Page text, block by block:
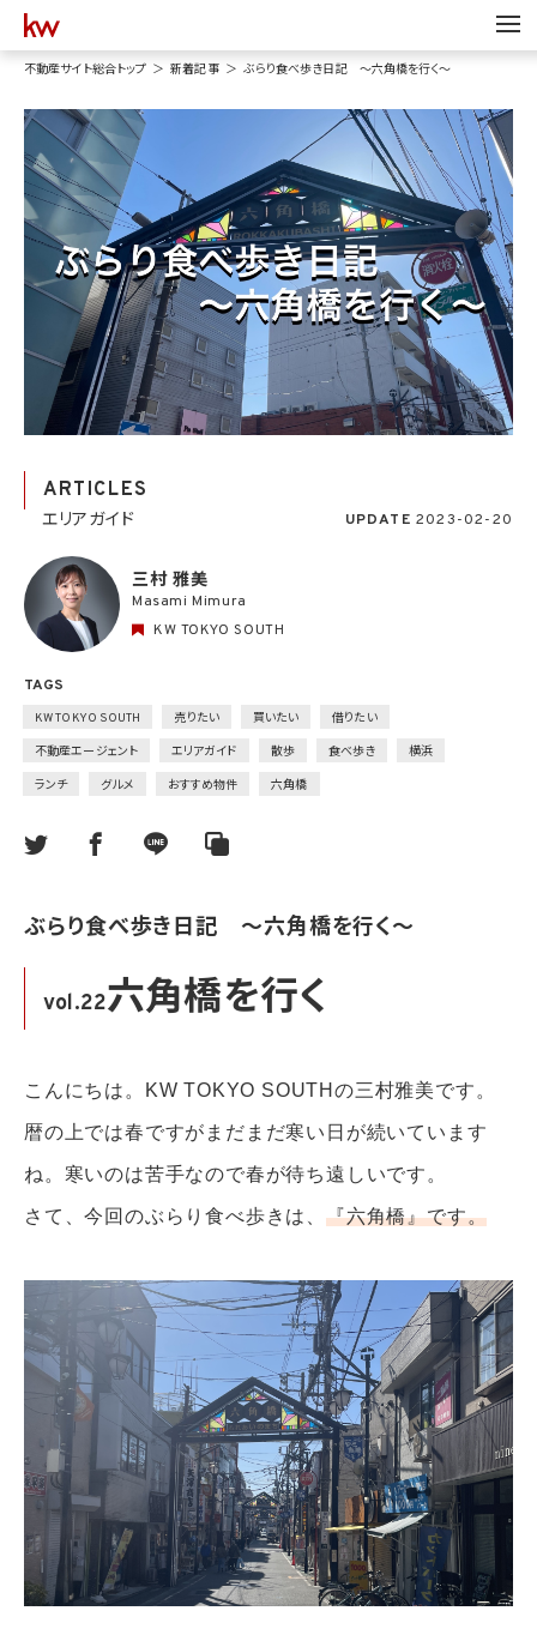
不動産サイト総合トップ 新着記事 ぶらり食べ歩き日記 〜六角橋を行く〜
ARTICLES
エリアガイド UPDATE 2023-02-20
TAGS
KW TOKYO SOUTH 売りたい 買いたい 借りたい
不動産エージェント エリアガイド 散歩 食べ歩き 横浜
ランチ グルメ おすすめ物件 六角橋
三村 雅美
Masami Mimura
KW TOKYO SOUTH
ぶらり食べ歩き日記 〜六角橋を行く〜
vol.22六角橋を行く
こんにちは。 KW TOKYO SOUTHの三村雅美です。
暦の上では春ですがまだまだ寒い日が続いています
ね。寒いのは苦手なので春が待ち遠しいです。
さて、今回のぶらり食べ歩きは、 『六角橋』です。